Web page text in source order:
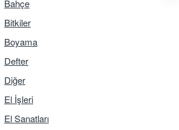
Bahçe
Bitkiler
Boyama
Defter
Diğer
El İşleri
El Sanatları